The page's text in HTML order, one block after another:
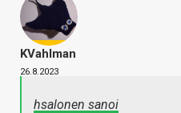
KVahlman
26.8.2023
hsalonen sanoi